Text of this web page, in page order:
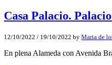
Casa Palacio.
12/10/2022 / 19/10/2022 by Maria de
En plena Alameda con Avenida